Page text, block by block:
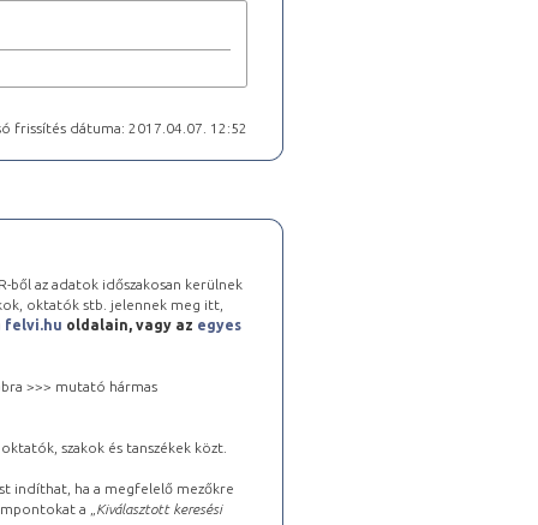
frissítés dátuma: 2017.04.07. 12:52
ből az adatok időszakosan kerülnek
oktatók stb. jelennek meg itt,
felvi.hu oldalain, vagy az egyes
>>> mutató hármas
szakok és tanszékek közt.
indíthat, ha a megfelelő mezőkre
a „ Kiválasztott keresési